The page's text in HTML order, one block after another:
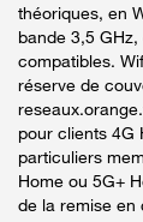
théoriques, en
bande 3,5
compatibles.
réserve de
pour clients 4G
particuliers
Home ou 5G+
de la remise en